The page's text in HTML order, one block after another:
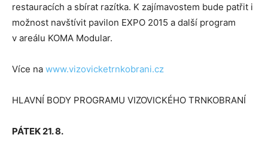
restauracích a sbírat razítka. K zajímavostem bude patřit i
možnost navštívit pavilon EXPO 2015 a další program
v areálu KOMA Modular.
Více na www.vizovicketrnkobrani.cz
HLAVNÍ BODY PROGRAMU VIZOVICKÉHO TRNKOBRANÍ
PÁTEK 21. 8.